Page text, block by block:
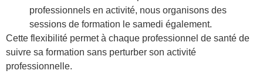
professionnels en activité, nous organisons des
sessions de formation le samedi également.
Cette flexibilité permet à chaque professionnel de santé de
suivre sa formation sans perturber son activité
professionnelle.